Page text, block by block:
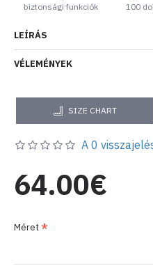
biztonsági funkciók
100
LEÍRÁS
VÉLEMÉNYEK
SIZE CHART
A 0
64.00€
Méret